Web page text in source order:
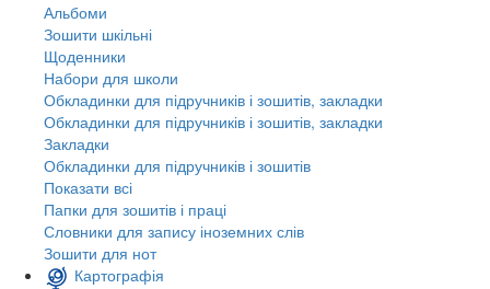
Альбоми
Зошити шкільні
Щоденники
Набори для школи
Обкладинки для підручників і зошитів, закладки
Обкладинки для підручників і зошитів, закладки
Закладки
Обкладинки для підручників і зошитів
Показати всі
Папки для зошитів і праці
Словники для запису іноземних слів
Зошити для нот
Картографія